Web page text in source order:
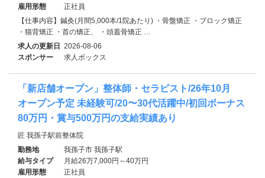
雇用形態
正社員
【仕事内容】鍼灸(月間5,000本/1院あたり) ・骨盤矯正 ・ブロック矯正
・猫背矯正 ・首の矯正、 ・頭蓋骨矯正 …
求人の更新日 2026-08-06
スポンサー
求人ボックス
「新店舗オープン」整体師・セラピスト/26年10月
オープン予定 未経験可/20〜30代活躍中/初回ボーナス
80万円・賞与500万円の支給実績あり
匠 我孫子駅前整体院
勤務地
我孫子市 我孫子駅
給与タイプ
月給26万7,000円～40万円
雇用形態
正社員